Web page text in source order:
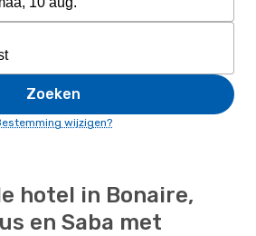
Zoeken
wijzigen?
hotel in Bonaire,
en Saba met